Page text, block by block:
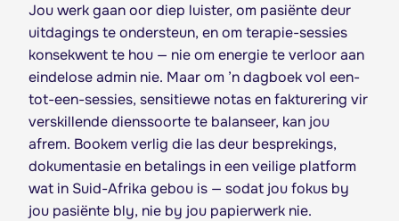
Jou werk gaan oor diep luister, om pasiënte deur
uitdagings te ondersteun, en om terapie-sessies
konsekwent te hou — nie om energie te verloor aan
eindelose admin nie. Maar om ’n dagboek vol een-
tot-een-sessies, sensitiewe notas en fakturering vir
verskillende dienssoorte te balanseer, kan jou
afrem. Bookem verlig die las deur besprekings,
dokumentasie en betalings in een veilige platform
wat in Suid-Afrika gebou is — sodat jou fokus by
jou pasiënte bly, nie by jou papierwerk nie.